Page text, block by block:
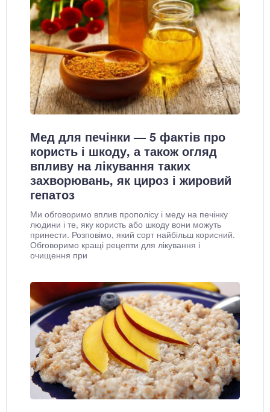
Мед для печінки — 5 фактів про
користь і шкоду, а також огляд
впливу на лікування таких
захворювань, як цироз і жировий
гепатоз
Ми обговоримо вплив прополісу і меду на печінку
людини і те, яку користь або шкоду вони можуть
принести. Розповімо, який сорт найбільш корисний.
Обговоримо кращі рецепти для лікування і
очищення при